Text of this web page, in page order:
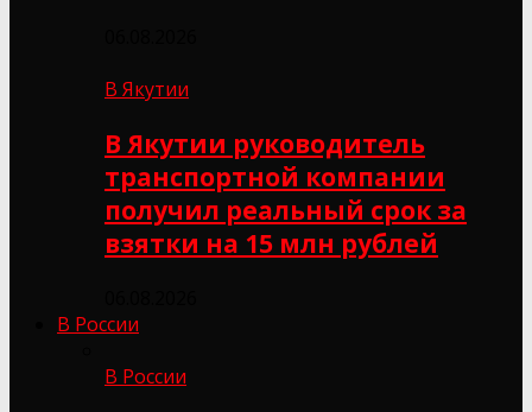
В Якутии
В Якутии руководитель
транспортной компании
получил реальный срок за
взятки на 15 млн рублей
В России
В России